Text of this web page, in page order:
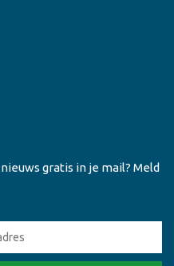
gratis in je mail? Meld